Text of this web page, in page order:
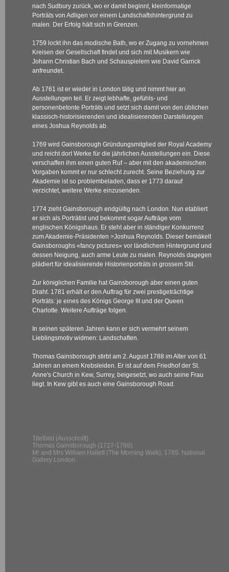
nach Sudbury zurück, wo er damit beginnt, kleinformatige
Porträts von Adligen vor einem Landschaftshintergrund zu
malen. Der Erfolg hält sich in Grenzen.
1759 lockt ihn das modische Bath, wo er Zugang zu vornehmen
Kreisen der Gesellschaft findet und sich mit Musikern wie
Johann Christian Bach und Schauspielern wie David Garrick
anfreundet.
Ab 1761 ist er wieder in London tätig und nimmt hier an
Ausstellungen teil. Er zeigt lebhafte, gefühls- und
personenbetonte Porträts und setzt sich damit von den üblichen
klassisch-historisierenden und idealisierenden Darstellungen
eines Joshua Reynolds ab.
1769 wird Gainsborough Gründungsmitglied der Royal Academy
und reicht dort Werke für die jährlichen Ausstellungen ein. Diese
verschaffen ihm einen guten Ruf – aber mit den akademischen
Vorgaben kommt er nur schlecht zurecht. Seine Beziehung zur
Akademie ist so problembeladen, dass er 1773 darauf
verzichtet, weitere Werke einzusenden.
1774 zieht Gainsborough endgültig nach London. Nun etabliert
er sich als Porträtist und bekommt sogar Aufträge vom
englischen Königshaus. Er steht aber in ständiger Konkurrenz
zum Akademie-Präsidenten >Joshua Reynolds. Dieser bemäkelt
Gainsboroughs «fancy pictures» vor ländlichem Hintergrund und
dessen Neigung, auch arme Leute zu malen. Reynolds dagegen
plädiert für idealisierende Historienporträts in grossem Stil.
Zur königlichen Familie hat Gainsborough aber einen guten
Draht. 1781 erhält er den Auftrag für zwei prestigeträchtige
Porträts: je eines des Königs George III und der Queen
Charlotte. Weitere Aufträge folgen.
In seinen späteren Jahren kann er sich vermehrt seinem
Lieblingsmotiv widmen: Landschaften.
Thomas Gainsborough stirbt am 2. August 1788 im Alter von 61
Jahren an einem Krebsleiden. Er ist auf dem Friedhof der St.
Anne's Church in Kew, Surrey, beigesetzt, wo auch seine Frau
liegt. In Kew gibt es auch eine Gainsborough Road.
Titelbild (Ausschnitt)
Thomas Gainsborough (1727-1788).
Mr and Mrs William Hallett (The Morning Walk), 1785. National
Gallery London.